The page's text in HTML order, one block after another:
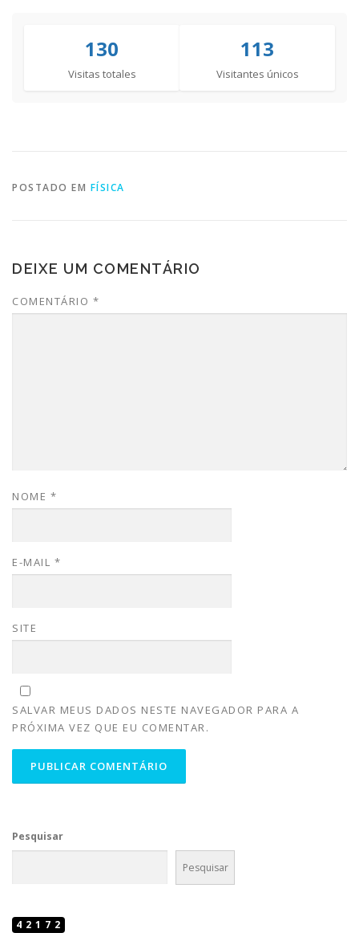
130
Visitas totales
113
Visitantes únicos
POSTADO EM FÍSICA
DEIXE UM COMENTÁRIO
COMENTÁRIO *
NOME *
E-MAIL *
SITE
SALVAR MEUS DADOS NESTE NAVEGADOR PARA A
PRÓXIMA VEZ QUE EU COMENTAR.
Pesquisar
Pesquisar
42172